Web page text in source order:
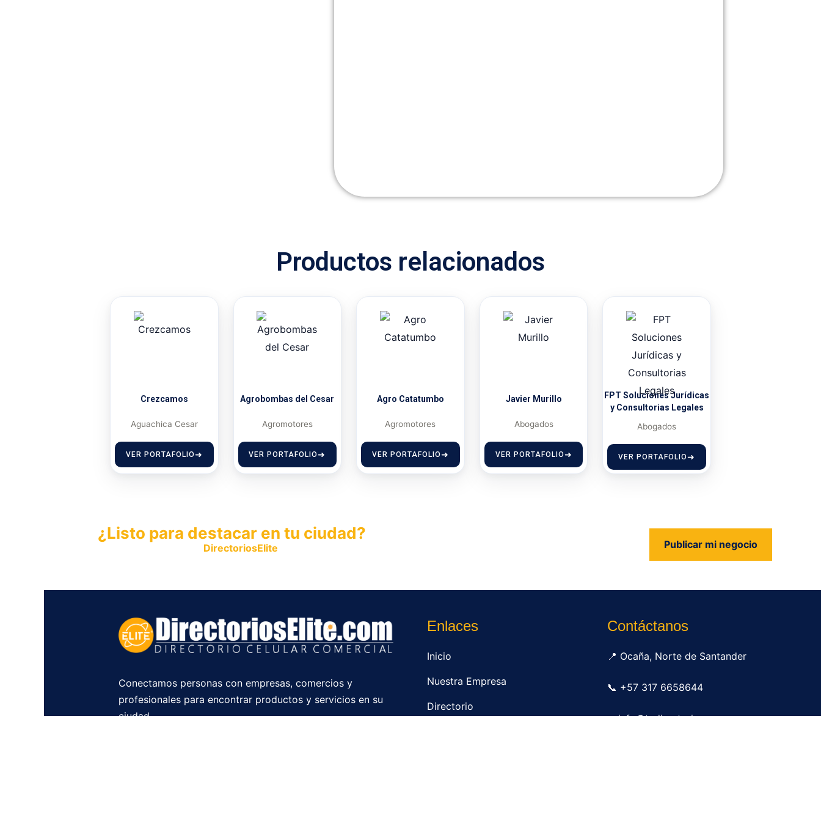
Productos relacionados
Crezcamos
Aguachica Cesar
VER PORTAFOLIO
Agrobombas del Cesar
Agromotores
VER PORTAFOLIO
Agro Catatumbo
Agromotores
VER PORTAFOLIO
Javier Murillo
Abogados
VER PORTAFOLIO
FPT Soluciones Jurídicas
y Consultorias Legales
Abogados
VER PORTAFOLIO
¿Listo para destacar en tu ciudad?
DirectoriosElite Publicar mi negocio
Conectamos personas con empresas, comercios y
profesionales para encontrar productos y servicios en su
ciudad.
Enlaces
Inicio
Nuestra Empresa
Directorio
Contáctanos
📍 Ocaña, Norte de Santander
📞 +57 317 6658644
✉ info@tudirectorio.com